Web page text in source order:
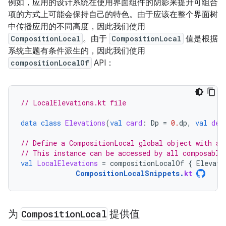
例如，应用的设计系统在使用界面组件的阴影来提升可组合
项的方式上可能会保持自己的特色。由于应该在整个界面树
中传播应用的不同高度，因此我们使用
CompositionLocal 。由于 CompositionLocal 值是根据
系统主题有条件派生的，因此我们使用
compositionLocalOf API：
// LocalElevations.kt file
data class Elevations(val card : Dp = 0.dp, val
// Define a CompositionLocal global object with a
// This instance can be accessed by all
val LocalElevations = compositionLocalOf {
CompositionLocalSnippets. kt
为 CompositionLocal 提供值